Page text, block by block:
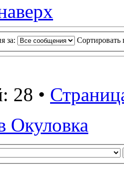
за: Сортировать
28 •
Окуловка